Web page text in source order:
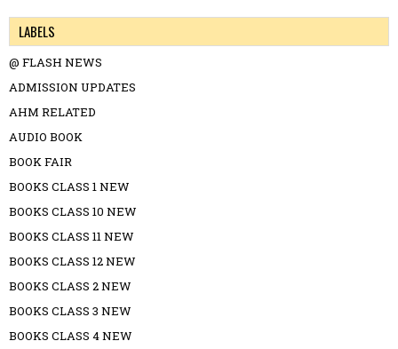
LABELS
@ FLASH NEWS
ADMISSION UPDATES
AHM RELATED
AUDIO BOOK
BOOK FAIR
BOOKS CLASS 1 NEW
BOOKS CLASS 10 NEW
BOOKS CLASS 11 NEW
BOOKS CLASS 12 NEW
BOOKS CLASS 2 NEW
BOOKS CLASS 3 NEW
BOOKS CLASS 4 NEW